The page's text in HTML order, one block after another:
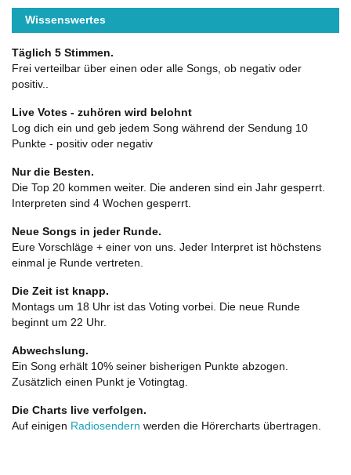
Wissenswertes
Täglich 5 Stimmen.
Frei verteilbar über einen oder alle Songs, ob negativ oder
positiv..
Live Votes - zuhören wird belohnt
Log dich ein und geb jedem Song während der Sendung 10
Punkte - positiv oder negativ
Nur die Besten.
Die Top 20 kommen weiter. Die anderen sind ein Jahr gesperrt.
Interpreten sind 4 Wochen gesperrt.
Neue Songs in jeder Runde.
Eure Vorschläge + einer von uns. Jeder Interpret ist höchstens
einmal je Runde vertreten.
Die Zeit ist knapp.
Montags um 18 Uhr ist das Voting vorbei. Die neue Runde
beginnt um 22 Uhr.
Abwechslung.
Ein Song erhält 10% seiner bisherigen Punkte abzogen.
Zusätzlich einen Punkt je Votingtag.
Die Charts live verfolgen.
Auf einigen Radiosendern werden die Hörercharts übertragen.